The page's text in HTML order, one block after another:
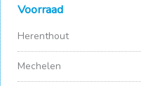
Voorraad
Herenthout
Mechelen